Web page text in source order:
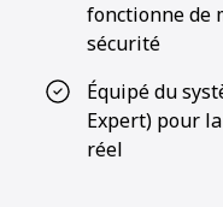
fonctionne de
sécurité
Équipé du
Expert) pour
réel